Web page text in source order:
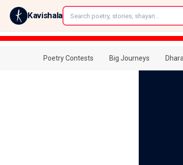
Kavishala
Poetry Contests Big Journeys